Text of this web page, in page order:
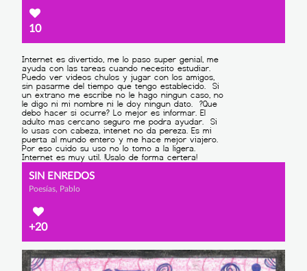
10
SIN ENREDOS
Poesías, Pablo
+20